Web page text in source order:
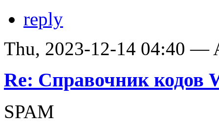
reply
Thu, 2023-12-14 04:40 —
Re: Справочник кодов
SPAM